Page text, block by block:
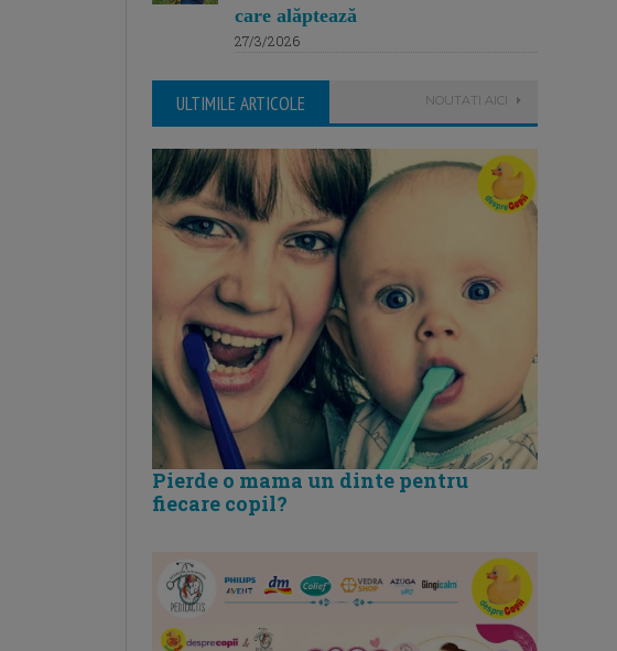
care alăptează
27/3/2026
ULTIMILE ARTICOLE NOUTATI AICI
Pierde o mama un dinte pentru
fiecare copil?